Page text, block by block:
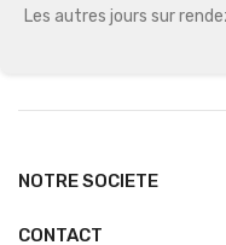
Les autres jours sur
NOTRE SOCIETE
CONTACT